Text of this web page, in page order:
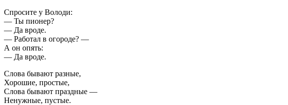
Спросите у Володи:
— Ты пионер?
— Да вроде.
— Работал в огороде? —
А он опять:
— Да вроде.
Слова бывают разные,
Хорошие, простые,
Слова бывают праздные —
Ненужные, пустые.